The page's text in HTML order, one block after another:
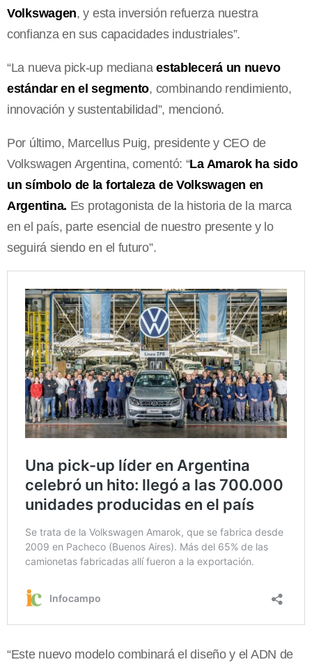
Volkswagen, y esta inversión refuerza nuestra
confianza en sus capacidades industriales”.
“La nueva pick-up medianaestablecerá un nuevo
estándar en el segmento, combinando rendimiento,
innovación y sustentabilidad”, mencionó.
Por último, Marcellus Puig, presidente y CEO de
Volkswagen Argentina, comentó: “La Amarok ha sido
un símbolo de la fortaleza de Volkswagen en
Argentina. Es protagonista de la historia de la marca
en el país, parte esencial de nuestro presente y lo
seguirá siendo en el futuro”.
“Este nuevo modelo combinará el diseño y el ADN de